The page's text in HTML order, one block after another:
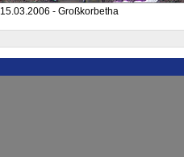
15.03.2006 - Großkorbetha